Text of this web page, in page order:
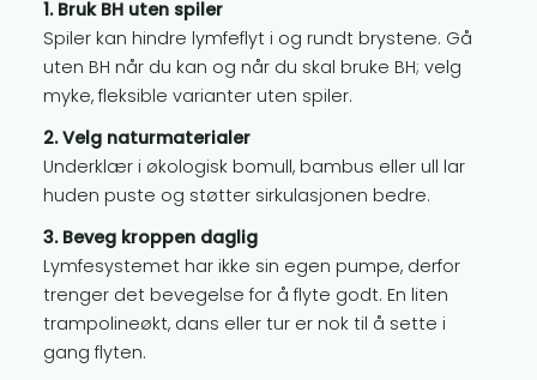
1. Bruk BH uten spiler
Spiler kan hindre lymfeflyt i og rundt brystene. Gå
uten BH når du kan og når du skal bruke BH; velg
myke, fleksible varianter uten spiler.
2. Velg naturmaterialer
Underklær i økologisk bomull, bambus eller ull lar
huden puste og støtter sirkulasjonen bedre.
3. Beveg kroppen daglig
Lymfesystemet har ikke sin egen pumpe, derfor
trenger det bevegelse for å flyte godt. En liten
trampolineøkt, dans eller tur er nok til å sette i
gang flyten.